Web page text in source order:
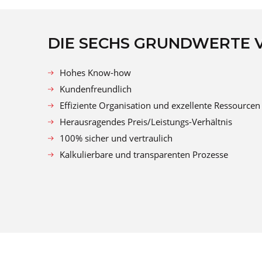
Betriebssystem und Dateisystem
möglich
DIE SECHS GRUNDWERTE
Hohes Know-how
Kundenfreundlich
Effiziente Organisation und exzellente Ressourcen
Herausragendes Preis/Leistungs-Verhältnis
100% sicher und vertraulich
Kalkulierbare und transparenten Prozesse